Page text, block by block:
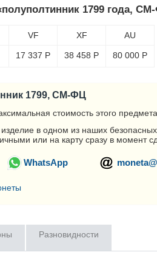
1799 года,
VF
17 337 Р
XF
38 458 Р
AU
80 000 Р
1799, СМ-ФЦ
стоимость этого
изделие в одном из наших
или на карту сразу в момент
WhatsApp
Разновидности